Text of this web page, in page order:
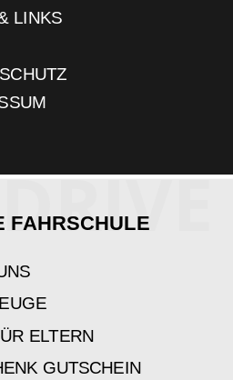
FAHRSCHULE
ELTERN
GUTSCHEIN
LINKS